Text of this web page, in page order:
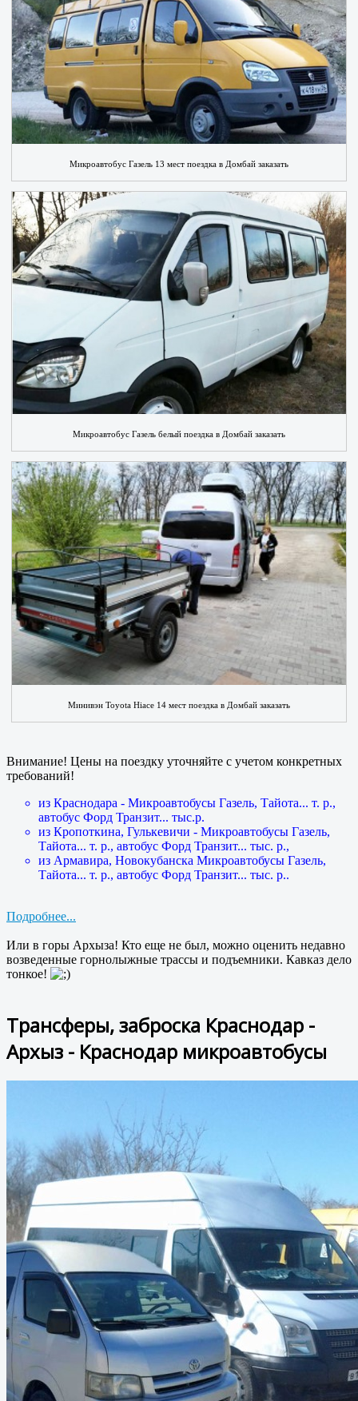
Микроавтобус Газель 13 мест поездка в Домбай заказать
Микроавтобус Газель белый поездка в Домбай заказать
Минивэн Toyota Hiace 14 мест поездка в Домбай заказать
Внимание! Цены на поездку уточняйте с учетом конкретных
требований!
из Краснодара - Микроавтобусы Газель, Тайота... т. р.,
автобус Форд Транзит... тыс.р.
из Кропоткина, Гулькевичи - Микроавтобусы Газель,
Тайота... т. р., автобус Форд Транзит... тыс. р.,
из Армавира, Новокубанска Микроавтобусы Газель,
Тайота... т. р., автобус Форд Транзит... тыс. р..
Подробнее...
Или в горы Архыза! Кто еще не был, можно оценить недавно
возведенные горнолыжные трассы и подъемники. Кавказ дело
тонкое!
Трансферы, заброска Краснодар -
Архыз - Краснодар микроавтобусы